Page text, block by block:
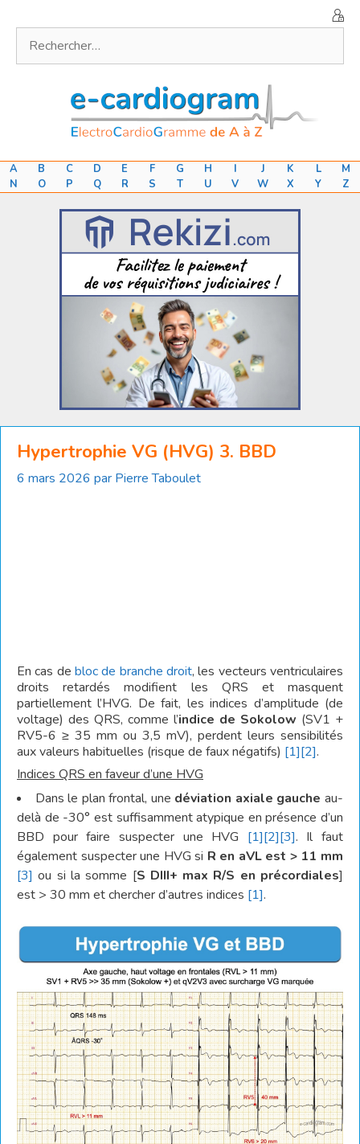
contenu
A B C D E F G H I J K L
M
N
O P Q R S T U V W X Y Z
Hypertrophie VG (HVG) 3. BBD
6 mars 2026 par Pierre Taboulet
En cas de bloc de branche droit, les vecteurs ventriculaires
droits retardés modifient les QRS et masquent
partiellement l’HVG. De fait, les indices d’amplitude (de
voltage) des QRS, comme l’indice de Sokolow (SV1 +
RV5-6 ≥ 35 mm ou 3,5 mV), perdent leurs sensibilités
aux valeurs habituelles (risque de faux négatifs) [1][2].
Indices QRS en faveur d’une HVG
Dans le plan frontal, une déviation axiale gauche au-
delà de -30° est suffisamment atypique en présence d’un
BBD pour faire suspecter une HVG [1][2][3]. Il faut
également suspecter une HVG si R en aVL est > 11 mm
[3] ou si la somme [S DIII+ max R/S en précordiales]
est > 30 mm et chercher d’autres indices [1].